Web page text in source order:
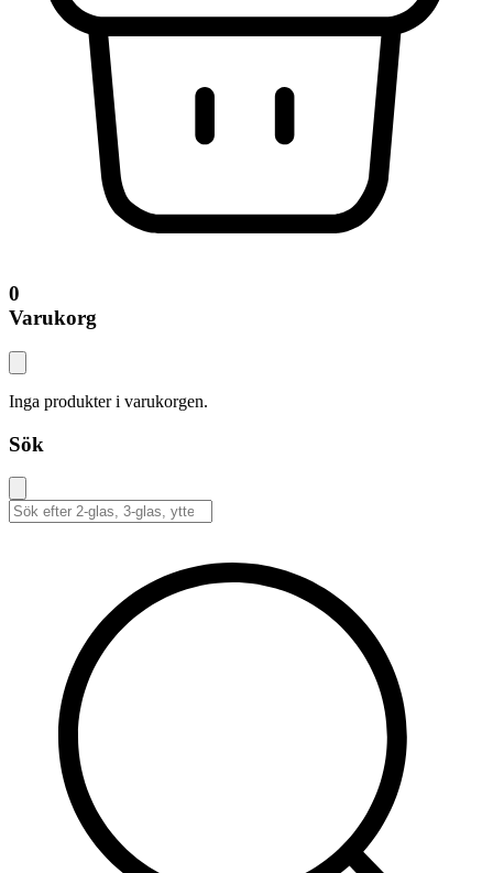
0
Varukorg
Inga produkter i varukorgen.
Sök